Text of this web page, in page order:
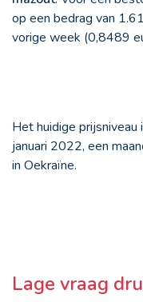
op een bedrag van
vorige week (0,8489
Het huidige
januari 2022, een
in Oekraïne.
Lage vraag